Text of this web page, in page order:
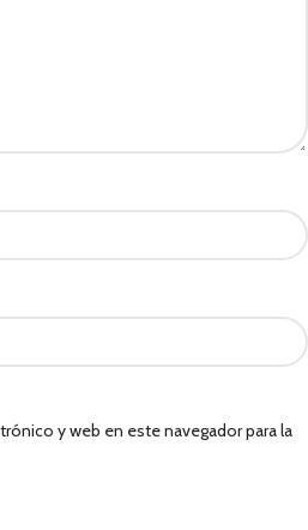
y web en este navegador para la